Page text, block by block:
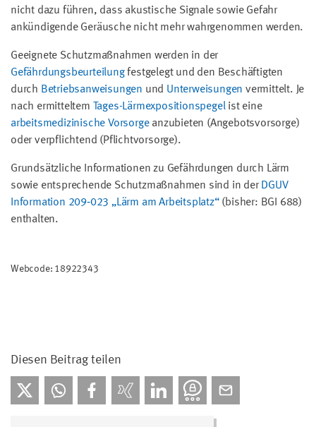
nicht dazu führen, dass akustische Signale sowie Gefahr
ankündigende Geräusche nicht mehr wahrgenommen werden.
Geeignete Schutzmaßnahmen werden in der
Gefährdungsbeurteilungfestgelegt und den Beschäftigten
durch Betriebsanweisungen und Unterweisungen vermittelt. Je
nach ermitteltem
Tages-Lärmexpositionspegelist eine
arbeitsmedizinische Vorsorgeanzubieten (Angebotsvorsorge)
oder verpflichtend (Pflichtvorsorge).
Grundsätzliche Informationen zu Gefährdungen durch Lärm
sowie entsprechende Schutzmaßnahmen sind in der DGUV
Information 209‑023 „Lärm am Arbeitsplatz“(bisher: BGI 688)
enthalten.
Webcode: 18922343
Diesen Beitrag teilen